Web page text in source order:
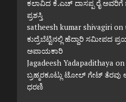
ಕಲಾವಿದ ಕೆ.ಎಚ್ ದಾಸಪ್ಪ ರೈ
ಪ್ರಶಸ್ತಿ
satheesh kumar shivagirion
ಕುದ್ರೆಬೆಟ್ಟಿನಲ್ಲಿ ಹೆದ್ದಾರಿ ಸಮೀಪದ
ಅಪಾಯಕಾರಿ
Jagadeesh Yadapadithaya on
ಬ್ರಹ್ಮರಕೂಟ್ಲು ಟೋಲ್ ಗೇಟ್
ಧರಣಿ